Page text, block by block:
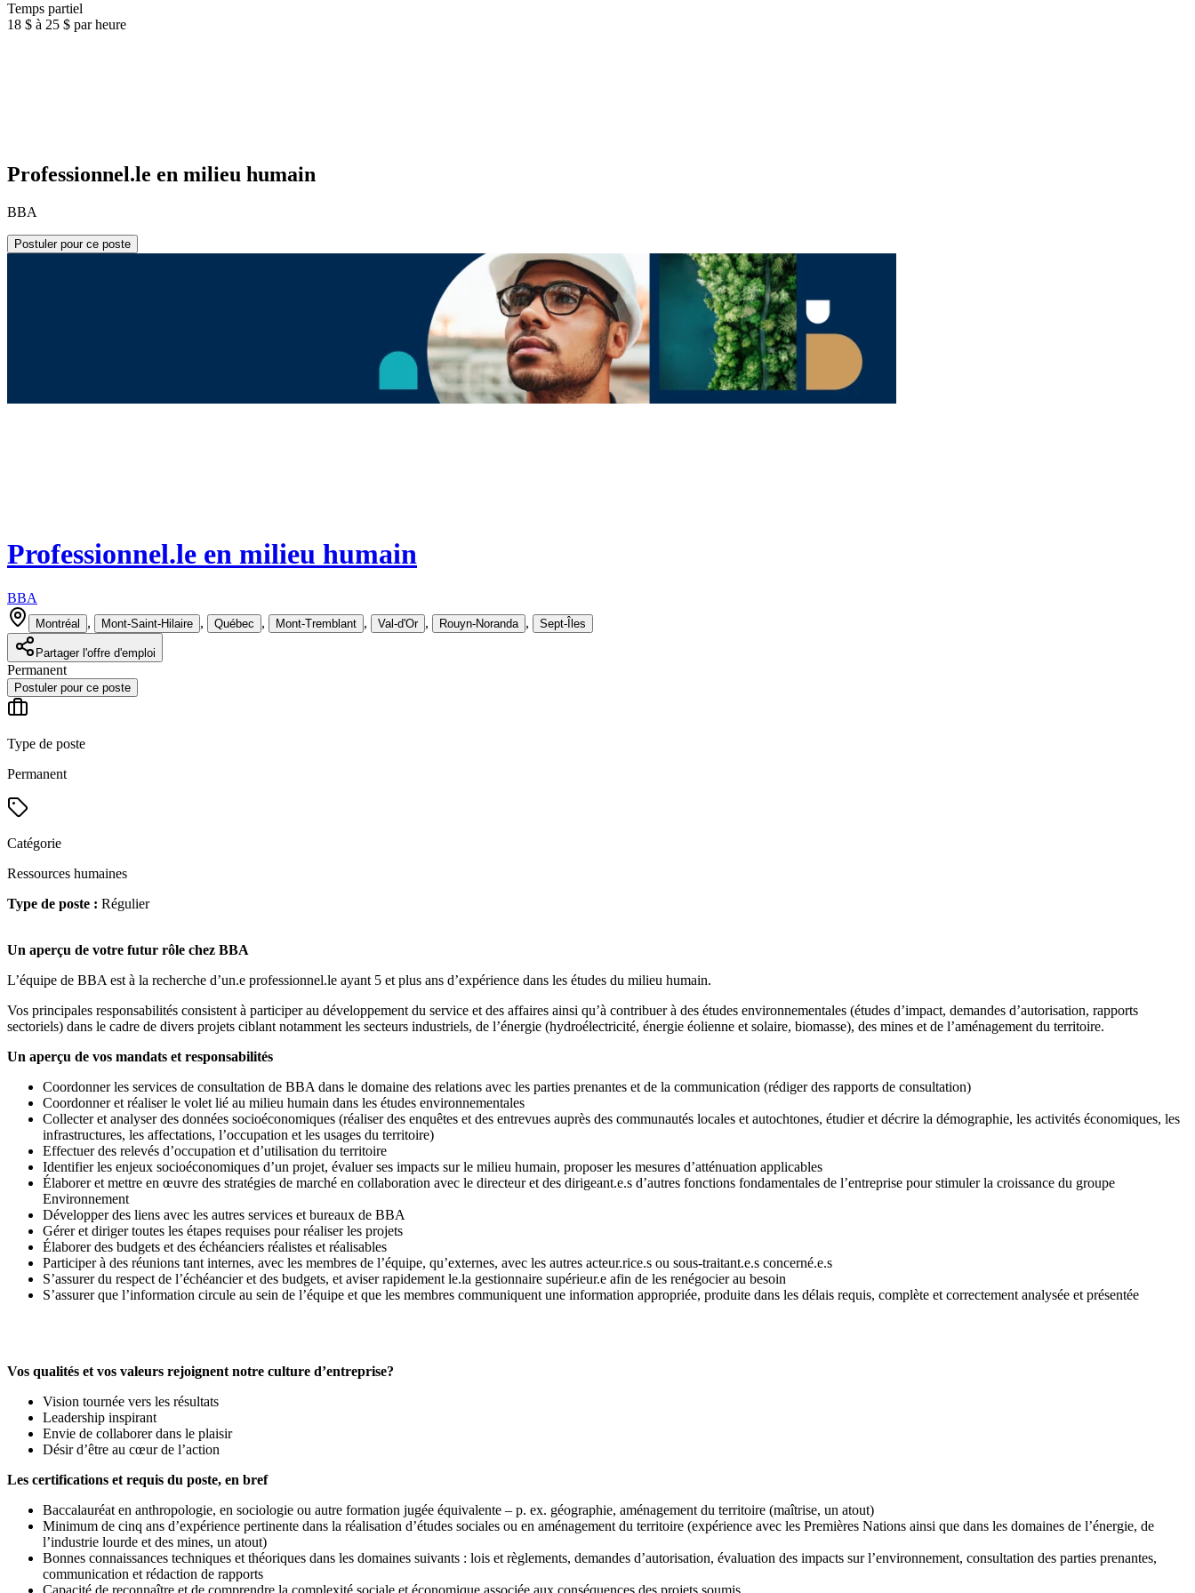
Temps partiel
18 $ à 25 $ par heure
Professionnel.le en milieu humain
BBA
Postuler pour ce poste
Professionnel.le en milieu humain
BBA
Montréal , Mont-Saint-Hilaire , Québec , Mont-Tremblant , Val-d'Or , Rouyn-Noranda , Sept-Îles
Partager l'offre d'emploi
Permanent
Postuler pour ce poste
Type de poste
Permanent
Catégorie
Ressources humaines
Type de poste : Régulier
Un aperçu de votre futur rôle chez BBA
L’équipe de BBA est à la recherche d’un.e professionnel.le ayant 5 et plus ans d’expérience dans les études du milieu humain.
Vos principales responsabilités consistent à participer au développement du service et des affaires ainsi qu’à contribuer à des études environnementales (études d’impact, demandes d’autorisation, rapports
sectoriels) dans le cadre de divers projets ciblant notamment les secteurs industriels, de l’énergie (hydroélectricité, énergie éolienne et solaire, biomasse), des mines et de l’aménagement du territoire.
Un aperçu de vos mandats et responsabilités
Coordonner les services de consultation de BBA dans le domaine des relations avec les parties prenantes et de la communication (rédiger des rapports de consultation)
Coordonner et réaliser le volet lié au milieu humain dans les études environnementales
Collecter et analyser des données socioéconomiques (réaliser des enquêtes et des entrevues auprès des communautés locales et autochtones, étudier et décrire la démographie, les activités économiques, les
infrastructures, les affectations, l’occupation et les usages du territoire)
Effectuer des relevés d’occupation et d’utilisation du territoire
Identifier les enjeux socioéconomiques d’un projet, évaluer ses impacts sur le milieu humain, proposer les mesures d’atténuation applicables
Élaborer et mettre en œuvre des stratégies de marché en collaboration avec le directeur et des dirigeant.e.s d’autres fonctions fondamentales de l’entreprise pour stimuler la croissance du groupe
Environnement
Développer des liens avec les autres services et bureaux de BBA
Gérer et diriger toutes les étapes requises pour réaliser les projets
Élaborer des budgets et des échéanciers réalistes et réalisables
Participer à des réunions tant internes, avec les membres de l’équipe, qu’externes, avec les autres acteur.rice.s ou sous-traitant.e.s concerné.e.s
S’assurer du respect de l’échéancier et des budgets, et aviser rapidement le.la gestionnaire supérieur.e afin de les renégocier au besoin
S’assurer que l’information circule au sein de l’équipe et que les membres communiquent une information appropriée, produite dans les délais requis, complète et correctement analysée et présentée
Vos qualités et vos valeurs rejoignent notre culture d’entreprise?
Vision tournée vers les résultats
Leadership inspirant
Envie de collaborer dans le plaisir
Désir d’être au cœur de l’action
Les certifications et requis du poste, en bref
Baccalauréat en anthropologie, en sociologie ou autre formation jugée équivalente – p. ex. géographie, aménagement du territoire (maîtrise, un atout)
Minimum de cinq ans d’expérience pertinente dans la réalisation d’études sociales ou en aménagement du territoire (expérience avec les Premières Nations ainsi que dans les domaines de l’énergie, de
l’industrie lourde et des mines, un atout)
Bonnes connaissances techniques et théoriques dans les domaines suivants : lois et règlements, demandes d’autorisation, évaluation des impacts sur l’environnement, consultation des parties prenantes,
communication et rédaction de rapports
Capacité de reconnaître et de comprendre la complexité sociale et économique associée aux conséquences des projets soumis